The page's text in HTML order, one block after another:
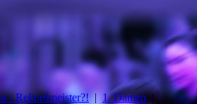
- Rekordmeister?! 1. Damen